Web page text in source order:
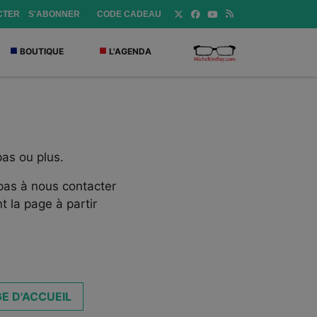
S'ABONNER CODE CADEAU
BOUTIQUE L'AGENDA
ou plus.
à nous contacter
la page à partir
D'ACCUEIL